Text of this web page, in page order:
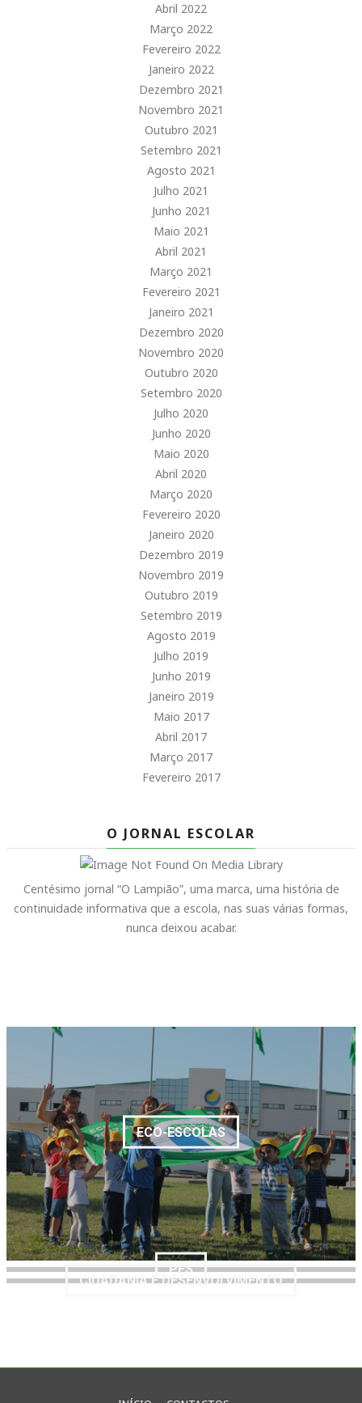
Abril 2022
Março 2022
Fevereiro 2022
Janeiro 2022
Dezembro 2021
Novembro 2021
Outubro 2021
Setembro 2021
Agosto 2021
Julho 2021
Junho 2021
Maio 2021
Abril 2021
Março 2021
Fevereiro 2021
Janeiro 2021
Dezembro 2020
Novembro 2020
Outubro 2020
Setembro 2020
Julho 2020
Junho 2020
Maio 2020
Abril 2020
Março 2020
Fevereiro 2020
Janeiro 2020
Dezembro 2019
Novembro 2019
Outubro 2019
Setembro 2019
Agosto 2019
Julho 2019
Junho 2019
Janeiro 2019
Maio 2017
Abril 2017
Março 2017
Fevereiro 2017
O JORNAL ESCOLAR
Centésimo jornal “O Lampião”, uma marca, uma história de
continuidade informativa que a escola, nas suas várias formas,
nunca deixou acabar.
ECO-ESCOLAS
PES
CIDADANIA E DESENVOLVIMENTO